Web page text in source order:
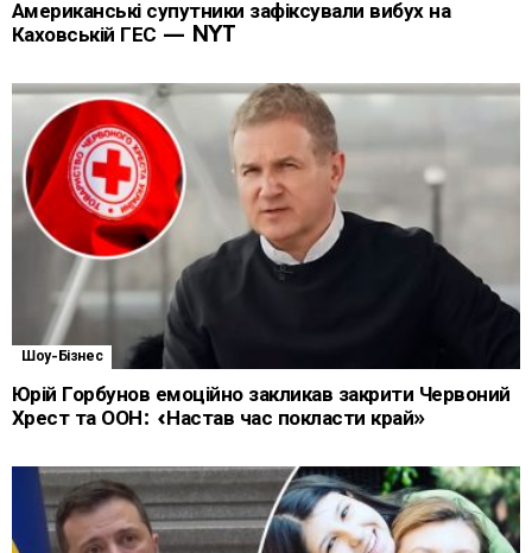
Американські супутники зафіксували вибух на
Каховській ГЕС — NYT
Шоу-Бізнес
Юрій Горбунов емоційно закликав закрити Червоний
Хрест та ООН: «Настав час покласти край»